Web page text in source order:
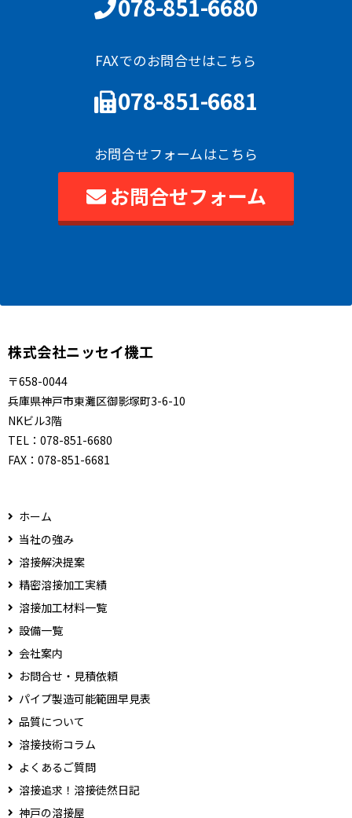
078-851-6680
FAXでのお問合せはこちら
078-851-6681
お問合せフォームはこちら
お問合せフォーム
株式会社ニッセイ機工
〒658-0044
兵庫県神戸市東灘区御影塚町3-6-10
NKビル3階
TEL： 078-851-6680
FAX： 078-851-6681
ホーム
当社の強み
溶接解決提案
精密溶接加工実績
溶接加工材料一覧
設備一覧
会社案内
お問合せ・見積依頼
パイプ製造可能範囲早見表
品質について
溶接技術コラム
よくあるご質問
溶接追求！溶接徒然日記
神戸の溶接屋